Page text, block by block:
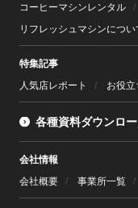
コーヒーマシンレンタル
リフレッシュマシンについ
特集記事
人気店レポート
お役立
各種資料ダウンロ
会社情報
会社概要
事業所一覧